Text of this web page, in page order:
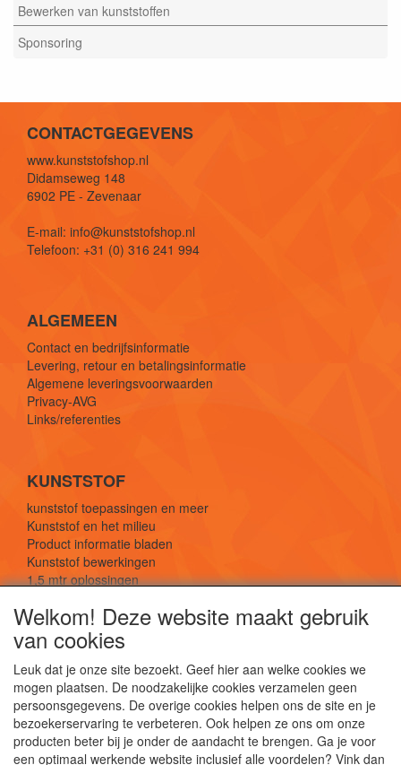
Bewerken van kunststoffen
Sponsoring
CONTACTGEGEVENS
www.kunststofshop.nl
Didamseweg 148
6902 PE - Zevenaar
E-mail: info@kunststofshop.nl
Telefoon: +31 (0) 316 241 994
ALGEMEEN
Contact en bedrijfsinformatie
Levering, retour en betalingsinformatie
Algemene leveringsvoorwaarden
Privacy-AVG
Links/referenties
KUNSTSTOF
kunststof toepassingen en meer
Kunststof en het milieu
Product informatie bladen
Kunststof bewerkingen
1,5 mtr oplossingen
SOCIALE MEDIA
Welkom! Deze website maakt gebruik
van cookies
Leuk dat je onze site bezoekt. Geef hier aan welke cookies we
mogen plaatsen. De noodzakelijke cookies verzamelen geen
persoonsgegevens. De overige cookies helpen ons de site en je
bezoekerservaring te verbeteren. Ook helpen ze ons om onze
producten beter bij je onder de aandacht te brengen. Ga je voor
een optimaal werkende website inclusief alle voordelen? Vink dan